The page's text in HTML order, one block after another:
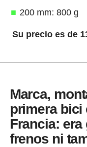
200 mm: 800 g
Su precio es de
Marca,
primera bici
Francia: era
frenos ni